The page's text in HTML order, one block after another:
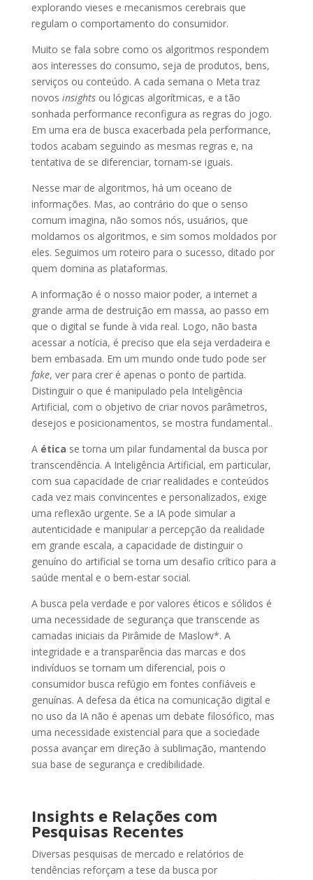
explorando vieses e mecanismos cerebrais que
regulam o comportamento do consumidor.
Muito se fala sobre como os algoritmos respondem
aos interesses do consumo, seja de produtos, bens,
serviços ou conteúdo. A cada semana o Meta traz
novos insightsou lógicas algorítmicas, e a tão
sonhada performance reconfigura as regras do jogo.
Em uma era de busca exacerbada pela performance,
todos acabam seguindo as mesmas regras e, na
tentativa de se diferenciar, tornam-se iguais.
Nesse mar de algoritmos, há um oceano de
informações. Mas, ao contrário do que o senso
comum imagina, não somos nós, usuários, que
moldamos os algoritmos, e sim somos moldados por
eles. Seguimos um roteiro para o sucesso, ditado por
quem domina as plataformas.
A informação é o nosso maior poder, a internet a
grande arma de destruição em massa, ao passo em
que o digital se funde à vida real. Logo, não basta
acessar a notícia, é preciso que ela seja verdadeira e
bem embasada. Em um mundo onde tudo pode ser
fake, ver para crer é apenas o ponto de partida.
Distinguir o que é manipulado pela Inteligência
Artificial, com o objetivo de criar novos parâmetros,
desejos e posicionamentos, se mostra fundamental..
A ética se torna um pilar fundamental da busca por
transcendência. A Inteligência Artificial, em particular,
com sua capacidade de criar realidades e conteúdos
cada vez mais convincentes e personalizados, exige
uma reflexão urgente. Se a IA pode simular a
autenticidade e manipular a percepção da realidade
em grande escala, a capacidade de distinguir o
genuíno do artificial se torna um desafio crítico para a
saúde mental e o bem-estar social.
A busca pela verdade e por valores éticos e sólidos é
uma necessidade de segurança que transcende as
camadas iniciais da Pirâmide de Maslow*. A
integridade e a transparência das marcas e dos
indivíduos se tornam um diferencial, pois o
consumidor busca refúgio em fontes confiáveis e
genuínas. A defesa da ética na comunicação digital e
no uso da IA não é apenas um debate filosófico, mas
uma necessidade existencial para que a sociedade
possa avançar em direção à sublimação, mantendo
sua base de segurança e credibilidade.
Insights e Relações com
Pesquisas Recentes
Diversas pesquisas de mercado e relatórios de
tendências reforçam a tese da busca por